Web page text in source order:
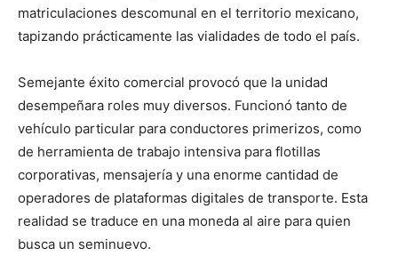
matriculaciones descomunal en el territorio mexicano,
tapizando prácticamente las vialidades de todo el país.
Semejante éxito comercial provocó que la unidad
desempeñara roles muy diversos. Funcionó tanto de
vehículo particular para conductores primerizos, como
de herramienta de trabajo intensiva para flotillas
corporativas, mensajería y una enorme cantidad de
operadores de plataformas digitales de transporte. Esta
realidad se traduce en una moneda al aire para quien
busca un seminuevo.